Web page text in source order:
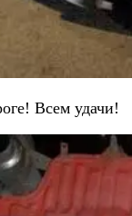
Всем удачи!